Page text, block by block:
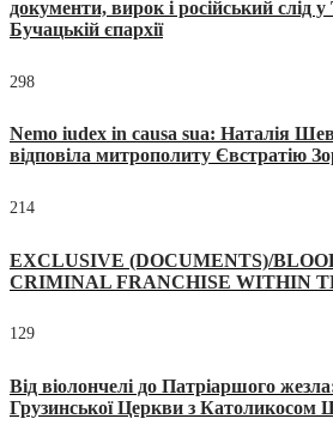
документи, вирок і російський слід
Бучацькій єпархії
298
Nemo iudex in causa sua: Наталія
відповіла митрополиту Євстратію
214
EXCLUSIVE (DOCUMENTS)/
CRIMINAL FRANCHISE WITHIN
129
Від віолончелі до Патріаршого
Грузинської Церкви з Католикосом